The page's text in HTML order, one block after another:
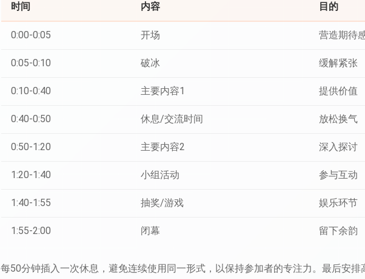
时间 内容 目的
0:00-0:05 开场 营造期待
0:05-0:10 破冰 缓解紧张
0:10-0:40 主要内容1 提供价值
0:40-0:50 休息/交流时间 放松换气
0:50-1:20 主要内容2 深入探讨
1:20-1:40 小组活动 参与互动
1:40-1:55 抽奖/游戏 娱乐环节
1:55-2:00 闭幕 留下余韵
每50分钟插入一次休息，避免连续使用同一形式，以保持参加者的专注力。最后安排